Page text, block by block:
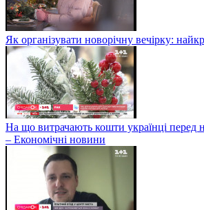
Як організувати новорічну вечірку:
На що витрачають кошти українці перед
– Економічні новини